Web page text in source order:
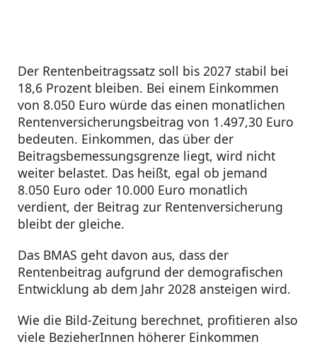
Der Rentenbeitragssatz soll bis 2027 stabil bei
18,6 Prozent bleiben. Bei einem Einkommen
von 8.050 Euro würde das einen monatlichen
Rentenversicherungsbeitrag von 1.497,30 Euro
bedeuten. Einkommen, das über der
Beitragsbemessungsgrenze liegt, wird nicht
weiter belastet. Das heißt, egal ob jemand
8.050 Euro oder 10.000 Euro monatlich
verdient, der Beitrag zur Rentenversicherung
bleibt der gleiche.
Das BMAS geht davon aus, dass der
Rentenbeitrag aufgrund der demografischen
Entwicklung ab dem Jahr 2028 ansteigen wird.
Wie die Bild-Zeitung berechnet, profitieren also
viele BezieherInnen höherer Einkommen